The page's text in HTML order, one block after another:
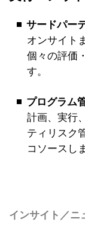
サードパー
オンサイト
個々の評価
す。
プログラム
計画、実行
ティリスク
コソースし
インサイト／ニ